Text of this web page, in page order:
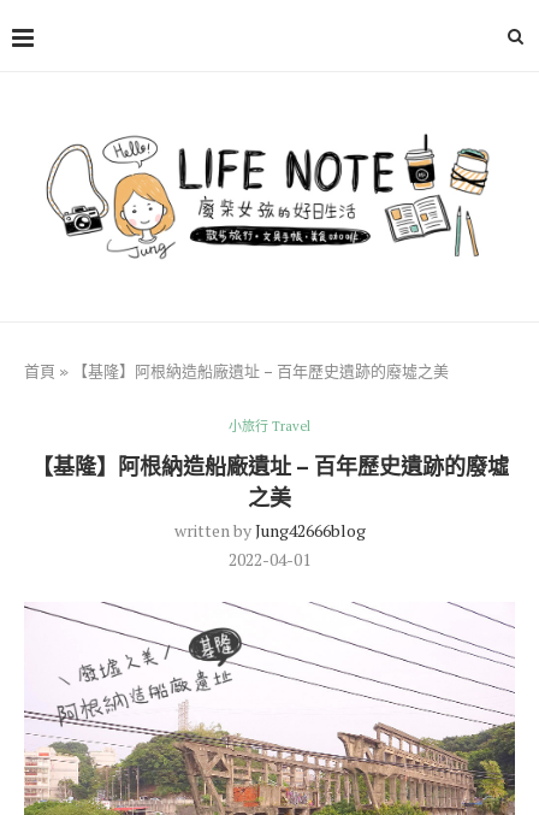
首頁 » 【基隆】阿根納造船廠遺址 – 百年歷史遺跡的廢墟之美
小旅行 Travel
【基隆】阿根納造船廠遺址 – 百年歷史遺跡的廢墟
之美
written byJung42666blog
2022-04-01